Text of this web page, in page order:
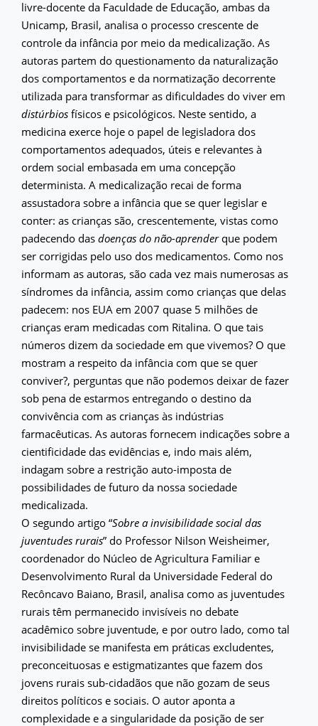
livre-docente da Faculdade de Educação, ambas da
Unicamp, Brasil, analisa o processo crescente de
controle da infância por meio da medicalização. As
autoras partem do questionamento da naturalização
dos comportamentos e da normatização decorrente
utilizada para transformar as dificuldades do viver em
distúrbios físicos e psicológicos. Neste sentido, a
medicina exerce hoje o papel de legisladora dos
comportamentos adequados, úteis e relevantes à
ordem social embasada em uma concepção
determinista. A medicalização recai de forma
assustadora sobre a infância que se quer legislar e
conter: as crianças são, crescentemente, vistas como
padecendo das doenças do não-aprenderque podem
ser corrigidas pelo uso dos medicamentos. Como nos
informam as autoras, são cada vez mais numerosas as
síndromes da infância, assim como crianças que delas
padecem: nos EUA em 2007 quase 5 milhões de
crianças eram medicadas com Ritalina. O que tais
números dizem da sociedade em que vivemos? O que
mostram a respeito da infância com que se quer
conviver?, perguntas que não podemos deixar de fazer
sob pena de estarmos entregando o destino da
convivência com as crianças às indústrias
farmacêuticas. As autoras fornecem indicações sobre a
cientificidade das evidências e, indo mais além,
indagam sobre a restrição auto-imposta de
possibilidades de futuro da nossa sociedade
medicalizada.
O segundo artigo “Sobre a invisibilidade social das
juventudes rurais” do Professor Nilson Weisheimer,
coordenador do Núcleo de Agricultura Familiar e
Desenvolvimento Rural da Universidade Federal do
Recôncavo Baiano, Brasil, analisa como as juventudes
rurais têm permanecido invisíveis no debate
acadêmico sobre juventude, e por outro lado, como tal
invisibilidade se manifesta em práticas excludentes,
preconceituosas e estigmatizantes que fazem dos
jovens rurais sub-cidadãos que não gozam de seus
direitos políticos e sociais. O autor aponta a
complexidade e a singularidade da posição de ser